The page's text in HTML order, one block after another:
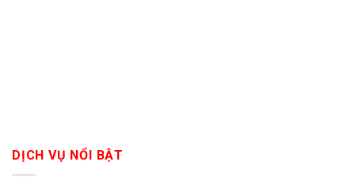
DỊCH VỤ NỔI BẬT